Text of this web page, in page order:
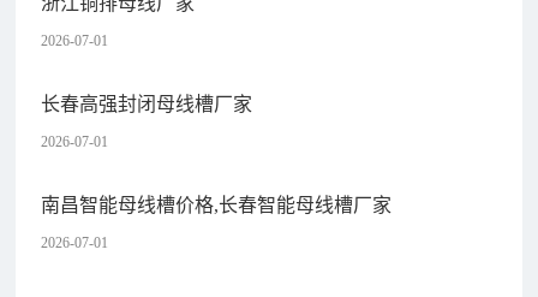
2026-07-01
长春高强封闭母线槽厂家
2026-07-01
南昌智能母线槽价格,长春智能母线槽厂家
2026-07-01